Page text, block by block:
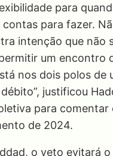
para
para fazer.
intenção que não
um encontro
nos dois polos de
justificou
para comentar
de 2024.
o veto evitará o